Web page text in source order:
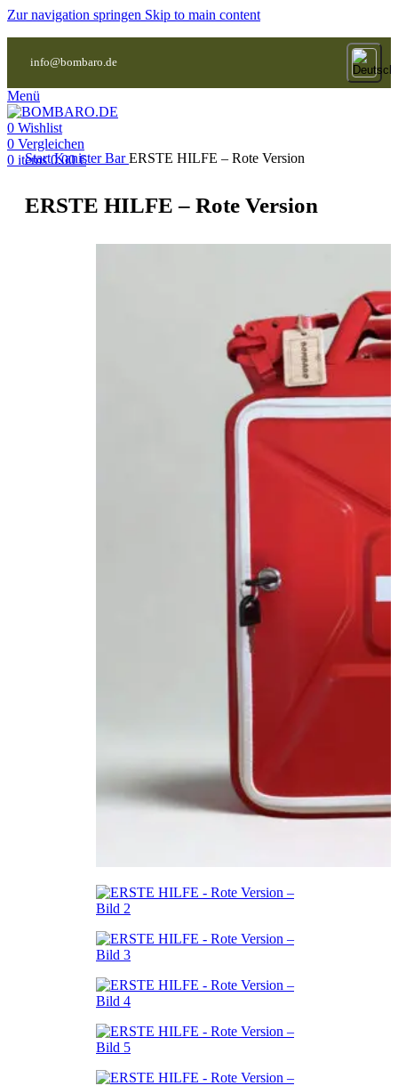
Zur navigation springen Skip to main content
info@bombaro.de
Menü
0 Wishlist
0 Vergleichen
0 items 0.00€
StartKanister BarERSTE HILFE – Rote Version
ERSTE HILFE – Rote Version